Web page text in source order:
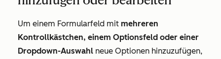
Um einem Formularfeld mit mehreren
Kontrollkästchen, einem Optionsfeld oder einer
Dropdown-Auswahl neue Optionen hinzuzufügen,